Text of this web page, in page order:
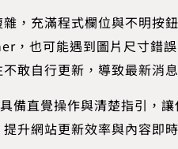
，充滿程式欄位與不明按
，也可能遇到圖片尺寸錯
敢自行更新，導致最新消
備直覺操作與清楚指引，
升網站更新效率與內容即